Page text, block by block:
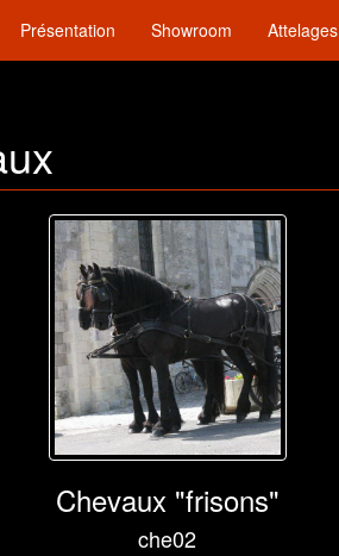
Présentation Showroom Attelages
Chevaux "frisons"
che02